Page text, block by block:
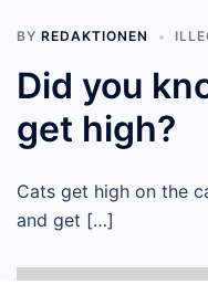
BY REDAKTIONEN
Did you
get high?
Cats get high on the
and get […]